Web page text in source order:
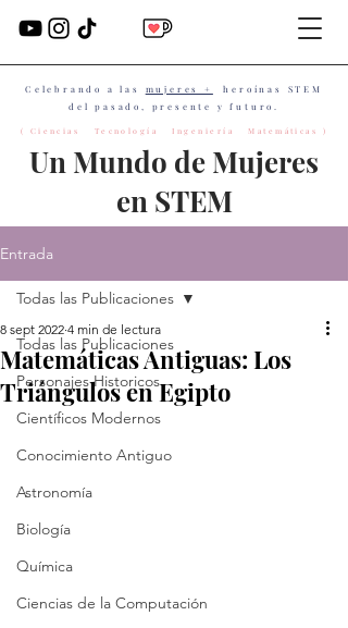
Un Mundo de Mujeres
en STEM
Celebrando a las mujeres +
heroínas STEM
del pasado, presente y futuro.
( Ciencias Tecnología Ingeniería Matemáticas )
Entrada
Todas las Publicaciones
Personajes Historicos
Científicos Modernos
Conocimiento Antiguo
Astronomía
Biología
Química
Ciencias de la Computación
Todas las Publicaciones
Matemáticas Antiguas: Los
Triángulos en Egipto
8 sept 2022 4 min de lectura